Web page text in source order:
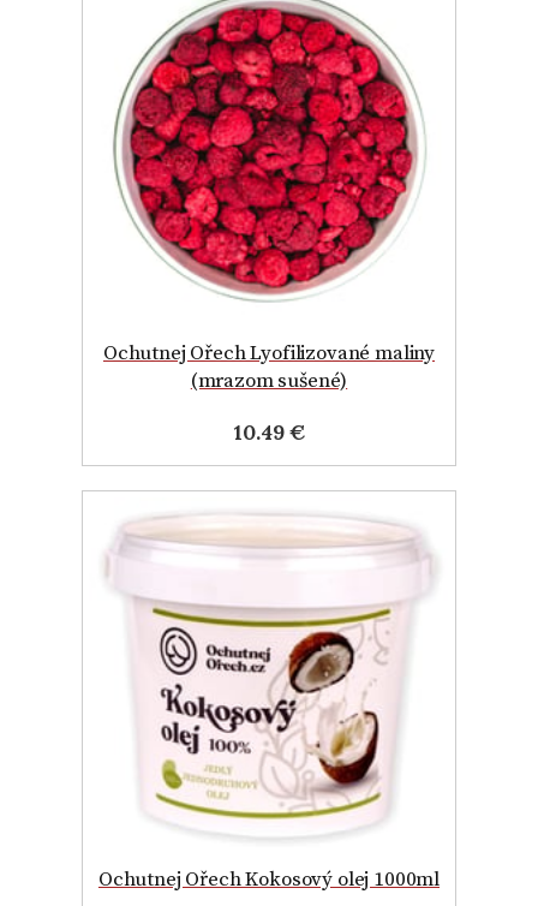
Ochutnej Ořech Lyofilizované maliny
(mrazom sušené)
10.49 €
Ochutnej Ořech Kokosový olej 1000ml